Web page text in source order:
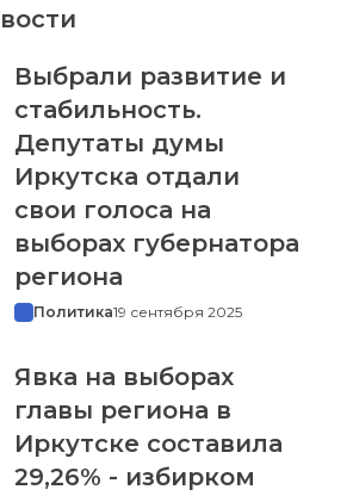
Выбрали развитие и
стабильность.
Депутаты думы
Иркутска отдали
свои голоса на
выборах губернатора
региона
Политика19 сентября 2025
Явка на выборах
главы региона в
Иркутске составила
29,26% - избирком